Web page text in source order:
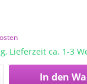
Lieferzeit ca. 1-3
In den